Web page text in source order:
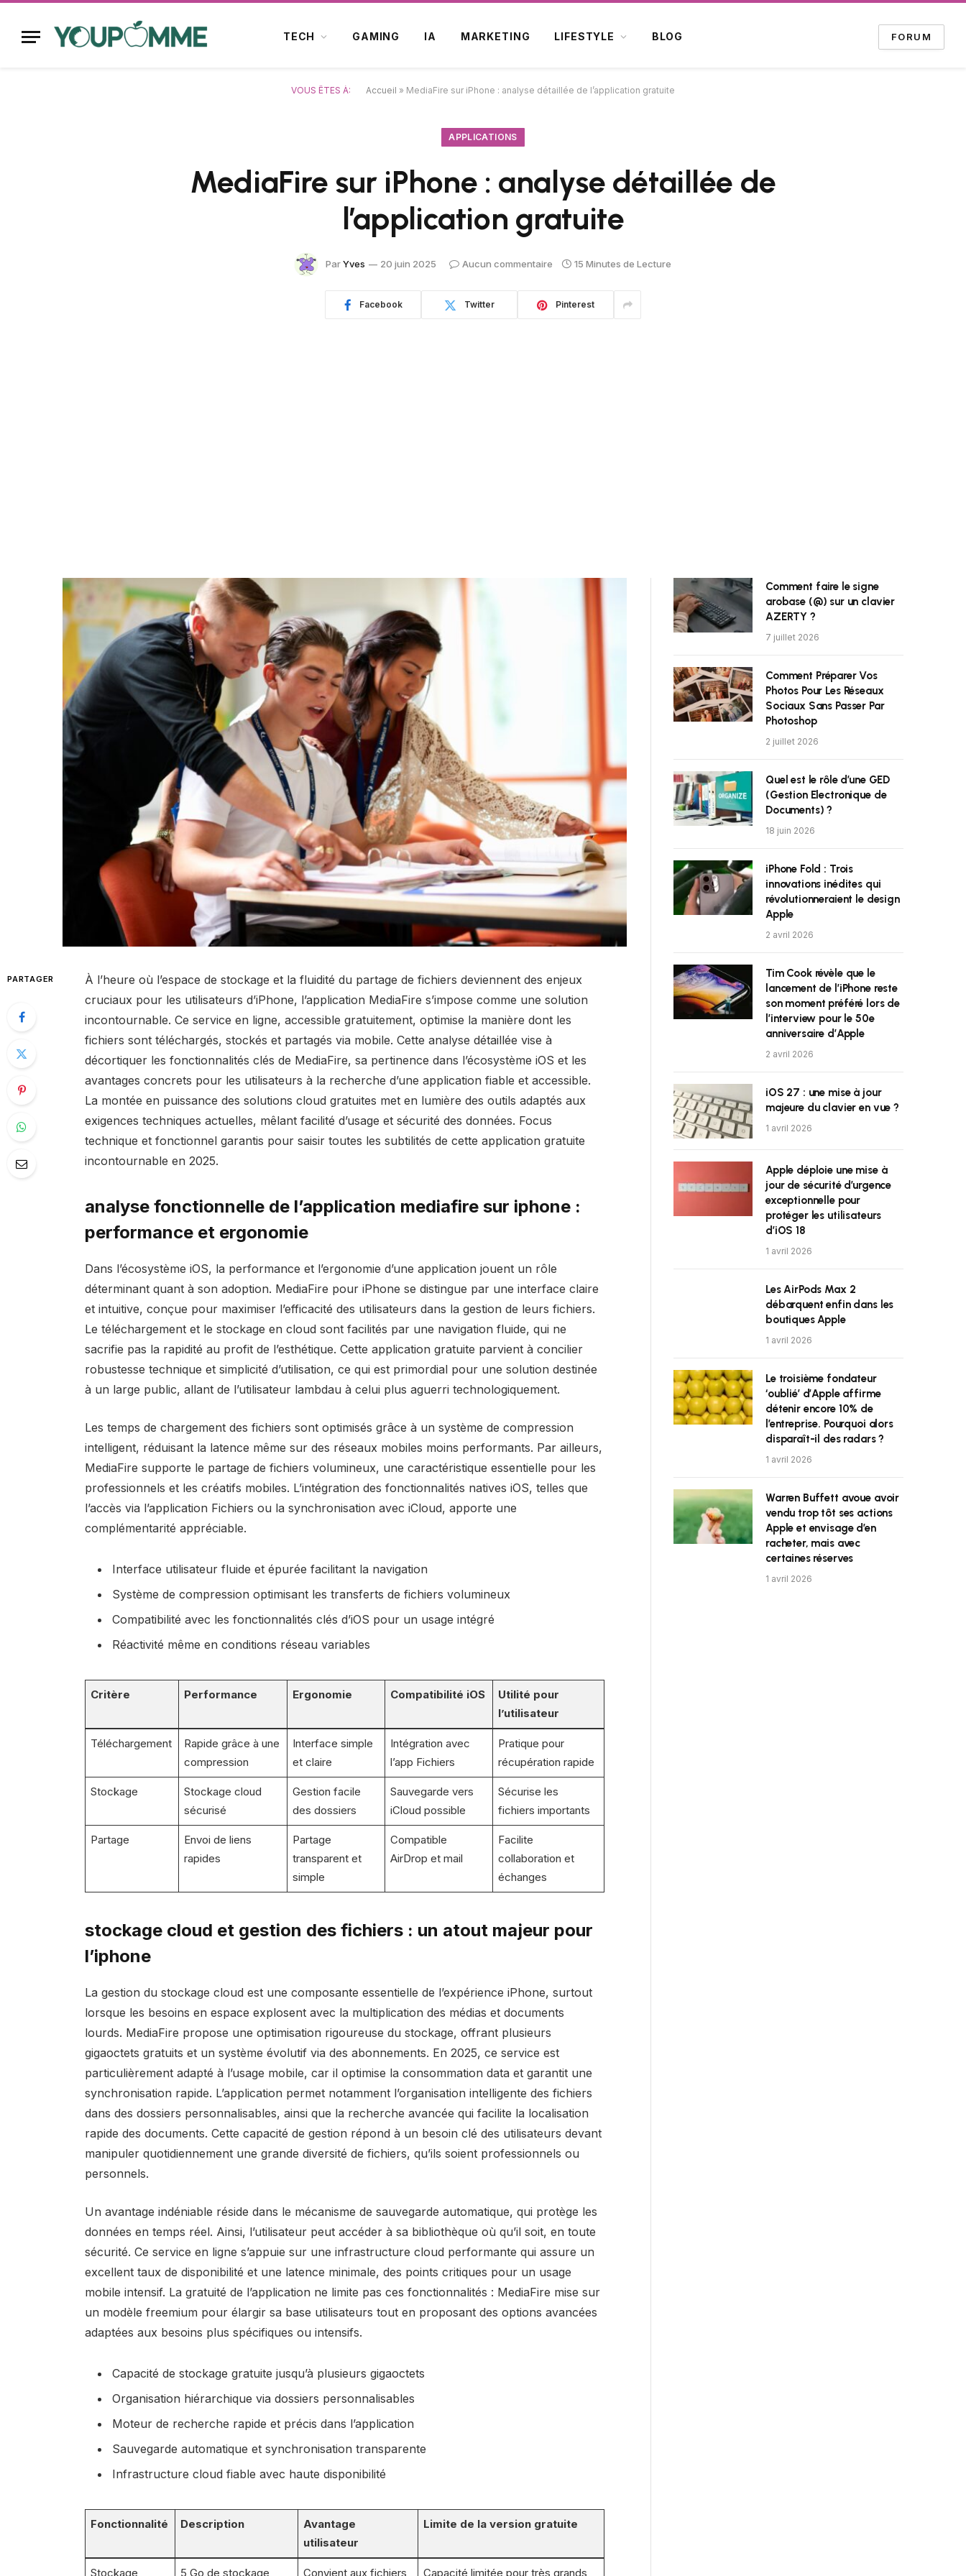
TECH GAMING IA MARKETING LIFESTYLE BLOG FORUM
VOUS ÊTES À: Accueil » MediaFire sur iPhone : analyse détaillée de l’application gratuite
APPLICATIONS
MediaFire sur iPhone : analyse détaillée de
l’application gratuite
ParYves 20 juin 2025 Aucun commentaire 15 Minutes de Lecture
Facebook Twitter Pinterest
PARTAGER
À l’heure où l’espace de stockage et la fluidité du partage de fichiers deviennent des enjeux
cruciaux pour les utilisateurs d’iPhone, l’application MediaFire s’impose comme une solution
incontournable. Ce service en ligne, accessible gratuitement, optimise la manière dont les
fichiers sont téléchargés, stockés et partagés via mobile. Cette analyse détaillée vise à
décortiquer les fonctionnalités clés de MediaFire, sa pertinence dans l’écosystème iOS et les
avantages concrets pour les utilisateurs à la recherche d’une application fiable et accessible.
La montée en puissance des solutions cloud gratuites met en lumière des outils adaptés aux
exigences techniques actuelles, mêlant facilité d’usage et sécurité des données. Focus
technique et fonctionnel garantis pour saisir toutes les subtilités de cette application gratuite
incontournable en 2025.
analyse fonctionnelle de l’application mediafire sur iphone :
performance et ergonomie
Dans l’écosystème iOS, la performance et l’ergonomie d’une application jouent un rôle
déterminant quant à son adoption. MediaFire pour iPhone se distingue par une interface claire
et intuitive, conçue pour maximiser l’efficacité des utilisateurs dans la gestion de leurs fichiers.
Le téléchargement et le stockage en cloud sont facilités par une navigation fluide, qui ne
sacrifie pas la rapidité au profit de l’esthétique. Cette application gratuite parvient à concilier
robustesse technique et simplicité d’utilisation, ce qui est primordial pour une solution destinée
à un large public, allant de l’utilisateur lambdau à celui plus aguerri technologiquement.
Les temps de chargement des fichiers sont optimisés grâce à un système de compression
intelligent, réduisant la latence même sur des réseaux mobiles moins performants. Par ailleurs,
MediaFire supporte le partage de fichiers volumineux, une caractéristique essentielle pour les
professionnels et les créatifs mobiles. L’intégration des fonctionnalités natives iOS, telles que
l’accès via l’application Fichiers ou la synchronisation avec iCloud, apporte une
complémentarité appréciable.
Interface utilisateur fluide et épurée facilitant la navigation
Système de compression optimisant les transferts de fichiers volumineux
Compatibilité avec les fonctionnalités clés d’iOS pour un usage intégré
Réactivité même en conditions réseau variables
Critère Performance Ergonomie Compatibilité iOS
Utilité pour
l’utilisateur
Téléchargement
Rapide grâce à une
compression
Interface simple
et claire
Intégration avec
l’app Fichiers
Pratique pour
récupération rapide
Stockage
Stockage cloud
sécurisé
Gestion facile
des dossiers
Sauvegarde vers
iCloud possible
Sécurise les
fichiers importants
Partage
Envoi de liens
rapides
Partage
transparent et
simple
Compatible
AirDrop et mail
Facilite
collaboration et
échanges
stockage cloud et gestion des fichiers : un atout majeur pour
l’iphone
La gestion du stockage cloud est une composante essentielle de l’expérience iPhone, surtout
lorsque les besoins en espace explosent avec la multiplication des médias et documents
lourds. MediaFire propose une optimisation rigoureuse du stockage, offrant plusieurs
gigaoctets gratuits et un système évolutif via des abonnements. En 2025, ce service est
particulièrement adapté à l’usage mobile, car il optimise la consommation data et garantit une
synchronisation rapide. L’application permet notamment l’organisation intelligente des fichiers
dans des dossiers personnalisables, ainsi que la recherche avancée qui facilite la localisation
rapide des documents. Cette capacité de gestion répond à un besoin clé des utilisateurs devant
manipuler quotidiennement une grande diversité de fichiers, qu’ils soient professionnels ou
personnels.
Un avantage indéniable réside dans le mécanisme de sauvegarde automatique, qui protège les
données en temps réel. Ainsi, l’utilisateur peut accéder à sa bibliothèque où qu’il soit, en toute
sécurité. Ce service en ligne s’appuie sur une infrastructure cloud performante qui assure un
excellent taux de disponibilité et une latence minimale, des points critiques pour un usage
mobile intensif. La gratuité de l’application ne limite pas ces fonctionnalités : MediaFire mise sur
un modèle freemium pour élargir sa base utilisateurs tout en proposant des options avancées
adaptées aux besoins plus spécifiques ou intensifs.
Capacité de stockage gratuite jusqu’à plusieurs gigaoctets
Organisation hiérarchique via dossiers personnalisables
Moteur de recherche rapide et précis dans l’application
Sauvegarde automatique et synchronisation transparente
Infrastructure cloud fiable avec haute disponibilité
Fonctionnalité Description
Avantage
utilisateur
Limite de la version gratuite
Stockage 5 Go de stockage Convient aux fichiers Capacité limitée pour très grands
Comment faire le signe
arobase (@) sur un clavier
AZERTY ?
7 juillet 2026
Comment Préparer Vos
Photos Pour Les Réseaux
Sociaux Sans Passer Par
Photoshop
2 juillet 2026
Quel est le rôle d’une GED
(Gestion Electronique de
Documents) ?
18 juin 2026
iPhone Fold : Trois
innovations inédites qui
révolutionneraient le design
Apple
2 avril 2026
Tim Cook révèle que le
lancement de l’iPhone reste
son moment préféré lors de
l’interview pour le 50e
anniversaire d’Apple
2 avril 2026
iOS 27 : une mise à jour
majeure du clavier en vue ?
1 avril 2026
Apple déploie une mise à
jour de sécurité d’urgence
exceptionnelle pour
protéger les utilisateurs
d’iOS 18
1 avril 2026
Les AirPods Max 2
débarquent enfin dans les
boutiques Apple
1 avril 2026
Le troisième fondateur
‘oublié’ d’Apple affirme
détenir encore 10% de
l’entreprise. Pourquoi alors
disparaît-il des radars ?
1 avril 2026
Warren Buffett avoue avoir
vendu trop tôt ses actions
Apple et envisage d’en
racheter, mais avec
certaines réserves
1 avril 2026